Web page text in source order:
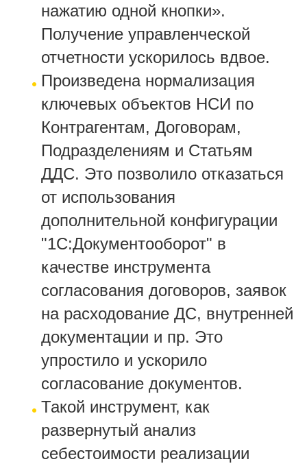
нажатию одной кнопки».
Получение управленческой
отчетности ускорилось вдвое.
Произведена нормализация
ключевых объектов НСИ по
Контрагентам, Договорам,
Подразделениям и Статьям
ДДС. Это позволило отказаться
от использования
дополнительной конфигурации
"1С:Документооборот" в
качестве инструмента
согласования договоров, заявок
на расходование ДС, внутренней
документации и пр. Это
упростило и ускорило
согласование документов.
Такой инструмент, как
развернутый анализ
себестоимости реализации